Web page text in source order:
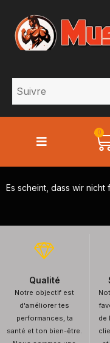
0
Es scheint, dass wir
Qualité
Notre objectif est
d'améliorer tes
performances, ta
santé et ton bien-être.
de